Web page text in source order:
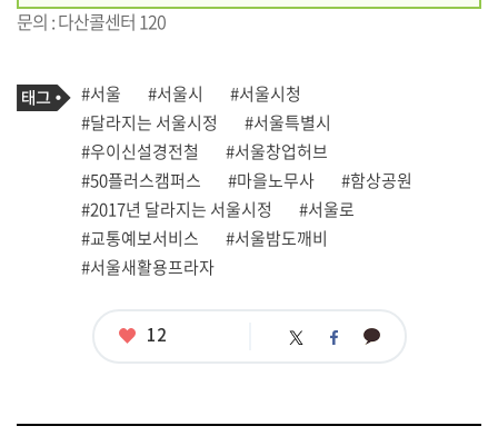
문의 : 다산콜센터 120
기
사
관
련
태
그
태
그
#서울 #서울시
#서울시청
#달라지는 서울시정
#서울특별시
#우이신설경전철
#서울창업허브
#50플러스캠퍼스
#마을노무사
#함상공원
#2017년 달라지는 서울시정
#서울로
#교통예보서비스
#서울밤도깨비
#서울새활용프라자
좋
12 트 페 카